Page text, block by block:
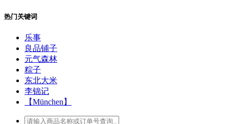
热门关键词
乐事
良品铺子
元气森林
粽子
东北大米
李锦记
【München】